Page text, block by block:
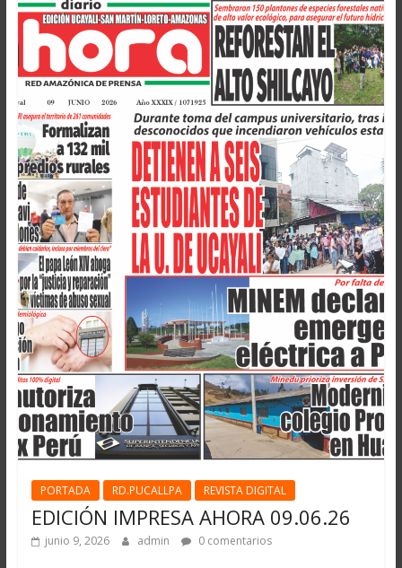
PORTADA RD.PUCALLPA REVISTA DIGITAL
EDICIÓN IMPRESA AHORA 09.06.26
junio 9, 2026 admin 0 comentarios